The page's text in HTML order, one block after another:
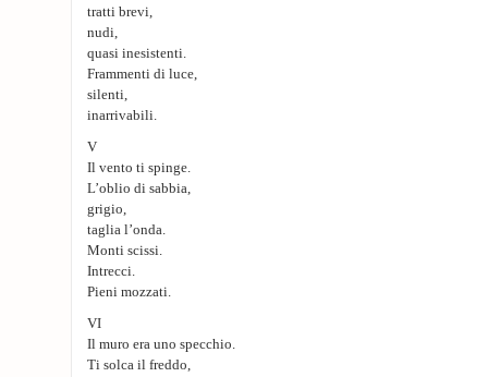
tratti brevi,
nudi,
quasi inesistenti.
Frammenti di luce,
silenti,
inarrivabili.
V
Il vento ti spinge.
L’oblio di sabbia,
grigio,
taglia l’onda.
Monti scissi.
Intrecci.
Pieni mozzati.
VI
Il muro era uno specchio.
Ti solca il freddo,